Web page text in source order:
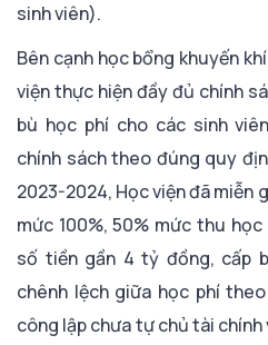
sinh viên).
Bên cạnh học bổng khuyến
viện thực hiện đầy đủ chính
bù học phí cho các sinh
chính sách theo đúng quy
2023-2024, Học viện đã miễn
mức 100%, 50% mức thu
số tiền gần 4 tỷ đồng, cấp
chênh lệch giữa học phí
công lập chưa tự chủ tài